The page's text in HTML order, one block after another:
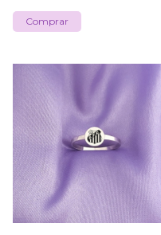
Comprar